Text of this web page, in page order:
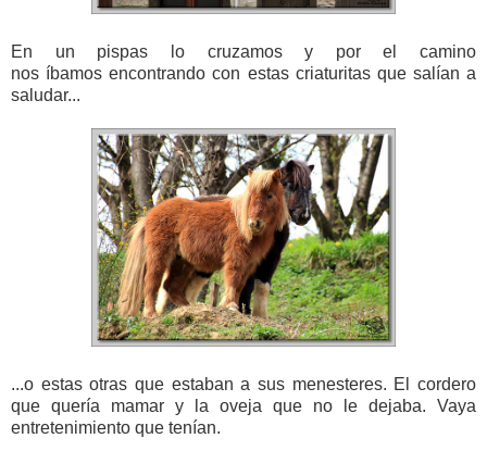
En un pispas lo cruzamos y por el camino
nos íbamos encontrando con estas criaturitas que salían a
saludar...
...o estas otras que estaban a sus menesteres. El cordero
que quería mamar y la oveja que no le dejaba. Vaya
entretenimiento que tenían.